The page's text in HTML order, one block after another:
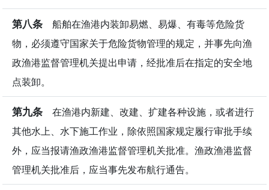
第八条 船舶在渔港内装卸易燃、易爆、有毒等危险货
物，必须遵守国家关于危险货物管理的规定，并事先向渔
政渔港监督管理机关提出申请，经批准后在指定的安全地
点装卸。
第九条 在渔港内新建、改建、扩建各种设施，或者进行
其他水上、水下施工作业，除依照国家规定履行审批手续
外，应当报请渔政渔港监督管理机关批准。渔政渔港监督
管理机关批准后，应当事先发布航行通告。